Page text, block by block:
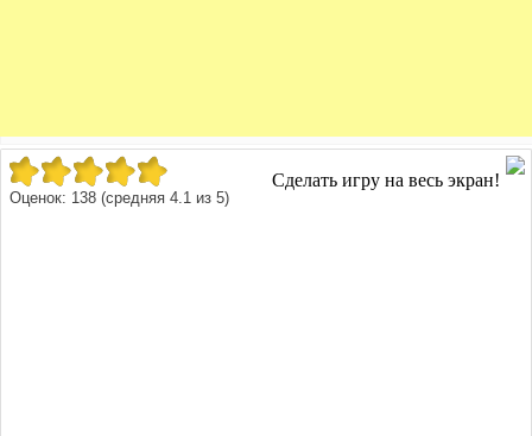
Оценок: 138 (средняя 4.1 из 5)
Сделать игру на весь экран!